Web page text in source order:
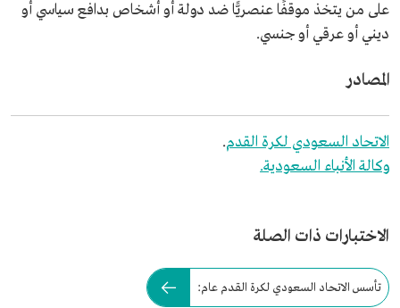
على من يتخذ موقفًا عنصريًّا ضد دولة أو أشخاص بدافع سياسي أو
ديني أو عرقي أو جنسي.
المصادر
الاتحاد السعودي لكرة القدم.
وكالة الأنباء السعودية.
الاختبارات ذات الصلة
تأسس الاتحاد السعودي لكرة القدم عام: